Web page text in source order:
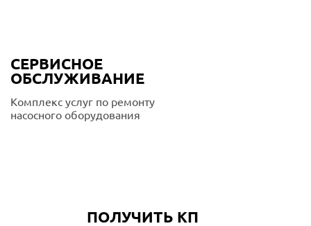
СЕРВИСНОЕ
ОБСЛУЖИВАНИЕ
Комплекс услуг по ремонту
насосного оборудования
ПОЛУЧИТЬ КП